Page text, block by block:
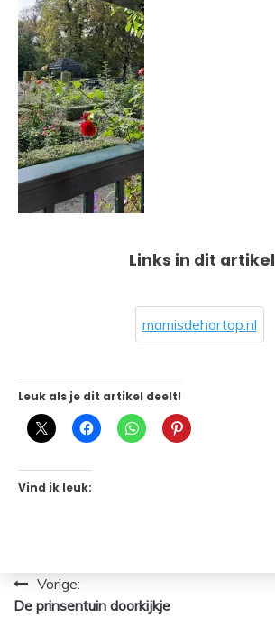
Links in dit artikel
mamisdehortop.nl
Leuk als je dit artikel deelt!
Vind ik leuk:
Bericht
navigatie
Vorige:
De prinsentuin doorkijkje